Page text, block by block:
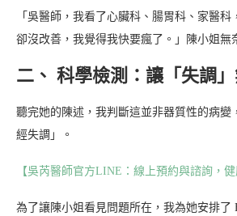
「吳醫師，我看了心臟科、腸胃科、家醫
卻沒改善，我覺得我快要瘋了。」陳小姐無
二、 科學檢測：讓「失調
聽完她的陳述，我判斷這並非器質性的病變
經失調」。
【吳芮醫師官方LINE：線上預約與諮詢，健
為了讓陳小姐看見問題所在，我為她安排了